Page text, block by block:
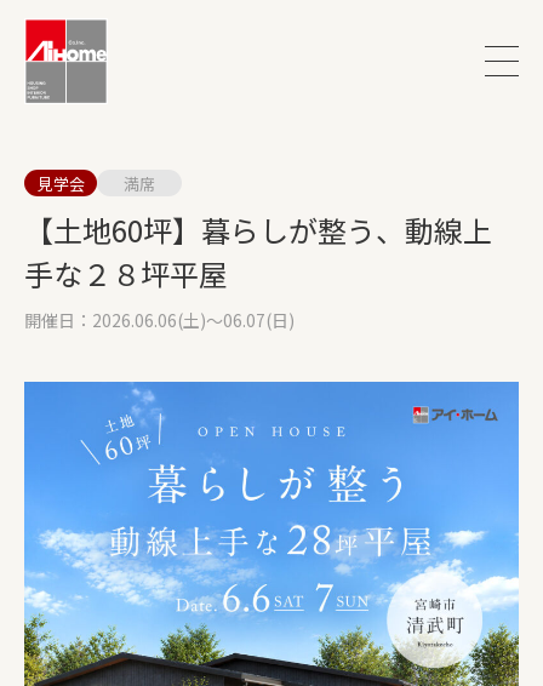
見学会 満席
【土地60坪】暮らしが整う、動線上
手な２８坪平屋
開催日：2026.06.06(土)～06.07(日)